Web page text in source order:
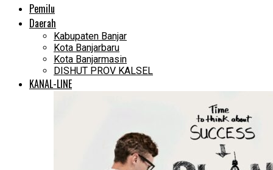
Pemilu
Daerah
Kabupaten Banjar
Kota Banjarbaru
Kota Banjarmasin
DISHUT PROV KALSEL
KANAL-LINE